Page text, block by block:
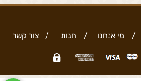
/ מי אנחנו / חנות / צור קשר